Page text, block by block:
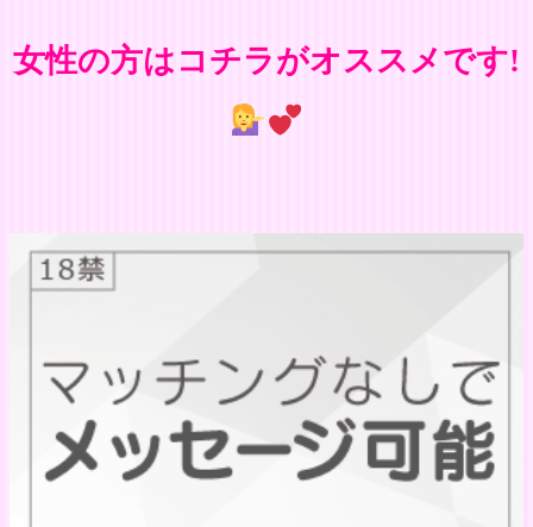
女性の方はコチラがオススメです!